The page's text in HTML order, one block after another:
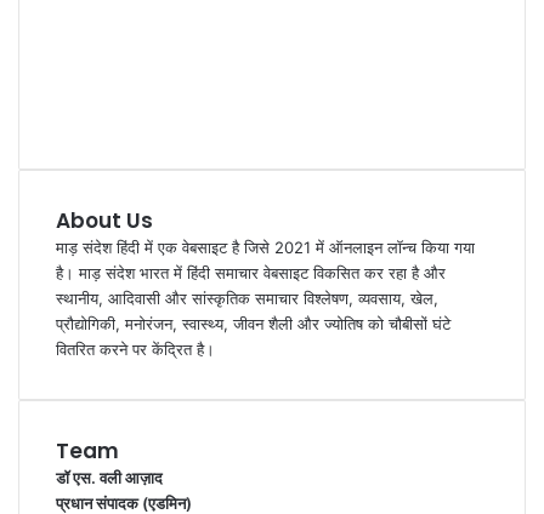
About Us
माड़ संदेश हिंदी में एक वेबसाइट है जिसे 2021 में ऑनलाइन लॉन्च किया गया
है। माड़ संदेश भारत में हिंदी समाचार वेबसाइट विकसित कर रहा है और
स्थानीय, आदिवासी और सांस्कृतिक समाचार विश्लेषण, व्यवसाय, खेल,
प्रौद्योगिकी, मनोरंजन, स्वास्थ्य, जीवन शैली और ज्योतिष को चौबीसों घंटे
वितरित करने पर केंद्रित है।
Team
डॉ एस. वली आज़ाद
प्रधान संपादक (एडमिन)